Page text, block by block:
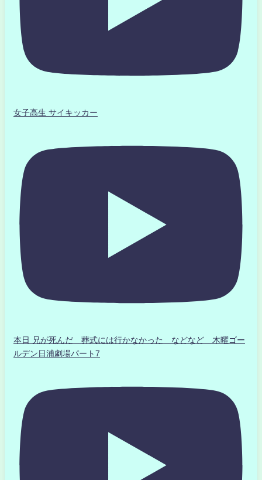
女子高生 サイキッカー
本日 兄が死んだ 葬式には行かなかった などなど 木曜ゴー
ルデン日浦劇場パート7